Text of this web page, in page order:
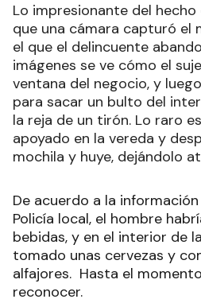
Lo impresionante del hecho
que una cámara capturó el
el que el delincuente
imágenes se ve cómo el
ventana del negocio, y
para sacar un bulto del
la reja de un tirón. Lo raro
apoyado en la vereda y
mochila y huye, dejándolo
De acuerdo a la
Policía local, el hombre
bebidas, y en el interior de
tomado unas cervezas y
alfajores. Hasta el
reconocer.